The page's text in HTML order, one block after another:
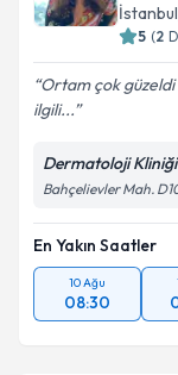
İstanbul
5 (2
Ortam çok
ilgili...
Dermatoloji Kliniği
Bahçelievler Mah.
En Yakın Saatler
10 Ağu
08:30